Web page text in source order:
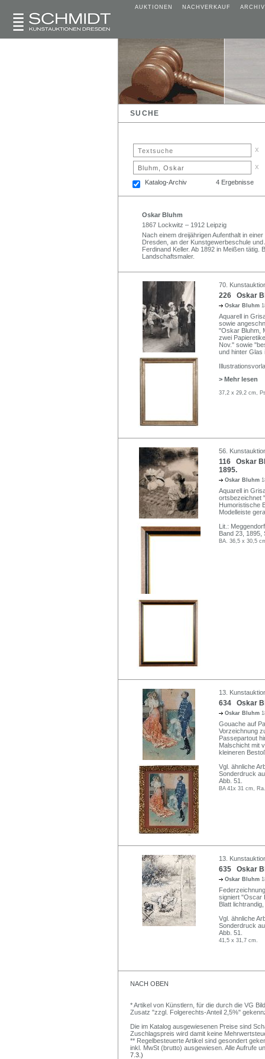
AUKTIONEN NACHVERKAUF ARCHIV
SUCHE
x
x
Katalog-Archiv 4 Ergebnisse
Oskar Bluhm
1867 Lockwitz – 1912 Leipzig
Nach einem dreijährigen Aufenthalt in
Dresden, an der Kunstgewerbeschule
Ferdinand Keller. Ab 1892 in Meißen tätig.
Landschaftsmaler.
70.
226 Oskar
Oskar Bluhm
Aquarell in
sowie
"Oskar Bluhm,
zwei
Nov." sowie
und hinter Glas
> Mehr lesen
37,2 x 29,2 cm,
56.
116 Oskar
1895.
Oskar Bluhm
Aquarell in
ortsbezeichnet
Humoristische
Modelleiste
Lit.:
Band 23, 1895,
BA. 36,5 x 30,5
13.
634 Oskar
Oskar Bluhm
Gouache auf
Vorzeichnung
Passepartout
Malschicht mit
kleineren
Vgl. ähnliche
Sonderdruck
Abb. 51.
BA 41x 31 cm,
13.
635 Oskar
Oskar Bluhm
signiert "Oscar
Blatt
Vgl. ähnliche
Sonderdruck
Abb. 51.
41,5 x 31,7 cm.
NACH OBEN
* Artikel von Künstlern, für die durch die VG
Zusatz "zzgl. Folgerechts-Anteil 2,5%"
Die im Katalog ausgewiesenen Preise sind
Zuschlagspreis wird damit keine
** Regelbesteuerte Artikel sind gesondert
inkl. MwSt (brutto) ausgewiesen. Alle Aufrufe
7.3.)